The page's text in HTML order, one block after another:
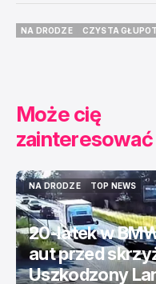
NA DRODZE
CZYSTA
Może cię
zainteresować
NA DRODZE
NA DRODZE
TOP NEWS
TOP NEWS
20-latek w
aut przed
Uszkodzony